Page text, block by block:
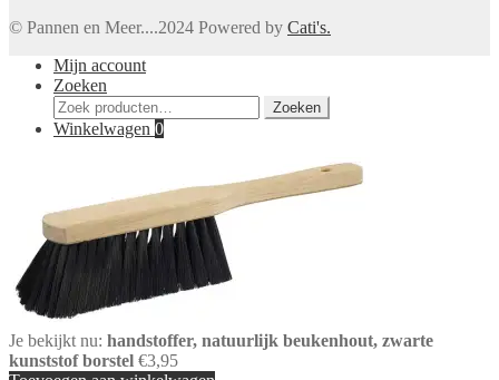
© Pannen en Meer....2024 Powered by Cati's.
Mijn account
Zoeken
Zoeken
naar:
Zoeken
Winkelwagen 0
Je bekijkt nu: handstoffer, natuurlijk beukenhout, zwarte
kunststof borstel €3,95